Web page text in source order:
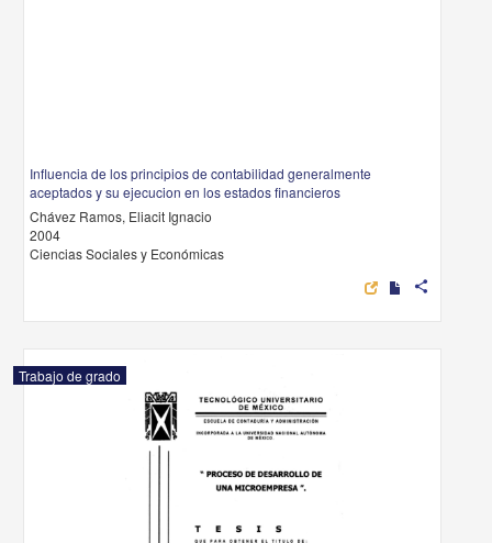
Influencia de los principios de contabilidad generalmente
aceptados y su ejecucion en los estados financieros
Chávez Ramos, Eliacit Ignacio
2004
Ciencias Sociales y Económicas
share
Trabajo de grado